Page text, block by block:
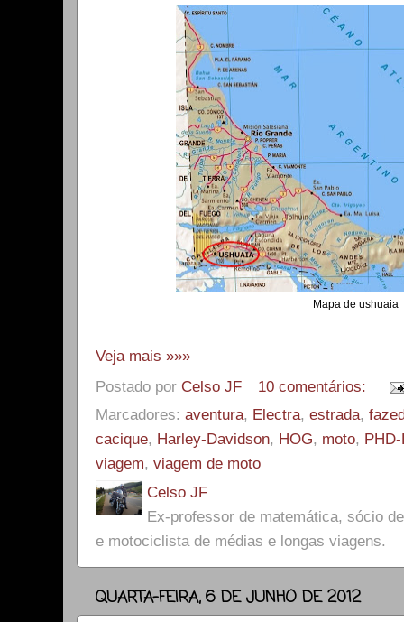
Mapa de ushuaia
Veja mais »»»
Postado por Celso JF
10 comentários:
Marcadores: aventura, Electra, estrada,
cacique, Harley-Davidson, HOG, moto, PHD-
viagem, viagem de moto
Celso JF
Ex-professor de matemática, sócio
e motociclista de médias e longas viagens.
QUARTA-FEIRA, 6 DE JUNHO DE 2012